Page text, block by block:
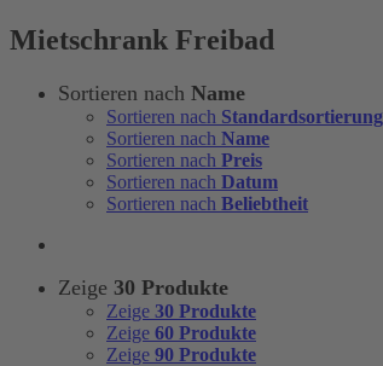
Mietschrank Freibad
Sortieren nach Name
Sortieren nach Standardsortierung
Sortieren nach Name
Sortieren nach Preis
Sortieren nach Datum
Sortieren nach Beliebtheit
Zeige 30 Produkte
Zeige 30 Produkte
Zeige 60 Produkte
Zeige 90 Produkte